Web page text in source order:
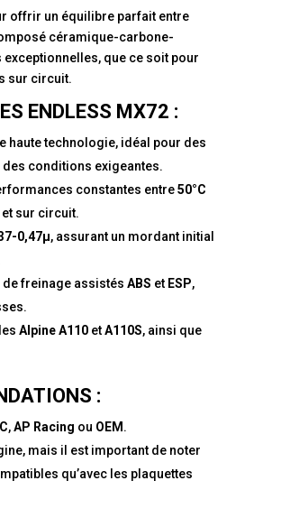
offrir un équilibre parfait entre
céramique-carbone-
que ce soit pour
sur circuit.
ENDLESS MX72 :
haute technologie, idéal pour des
conditions exigeantes.
constantes entre50°C
sur circuit.
0,47μ, assurant un mordant initial
de freinage assistésABS et ESP,
Alpine A110 etA110S, ainsi que
:
,AP Racing ou OEM .
mais il est important de noter
qu’avec les plaquettes